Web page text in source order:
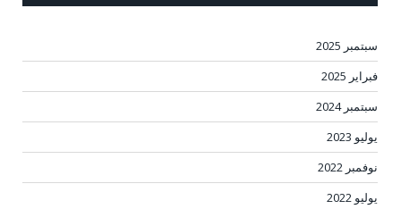
سبتمبر 2025
فبراير 2025
سبتمبر 2024
يوليو 2023
نوفمبر 2022
يوليو 2022